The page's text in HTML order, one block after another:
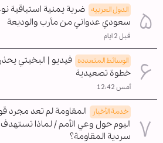
الدول العربیه ضربة يمنية استباقية
سعودي عدواني من مأرب والوديعة
قبل 2 ايام
الوسائط المتعدده فيديو | البخيتي
خطوة تصعيدية
أمس 12:42
خدمة الأخبار
المقاومة لم تعد مجرد
اليوم حول وعي الأمم / لماذا تستهدف
سردية المقاومة؟